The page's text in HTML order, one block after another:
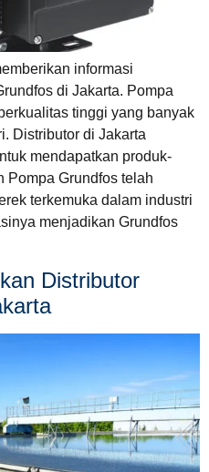
informasi
di Jakarta. Pompa
tinggi yang banyak
Distributor di Jakarta
mendapatkan produk-
Pompa Grundfos telah
terkemuka dalam industri
menjadikan Grundfos
Distributor